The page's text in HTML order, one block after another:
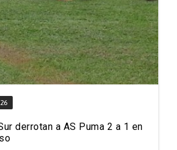
derrotan a AS Puma 2 a 1 en